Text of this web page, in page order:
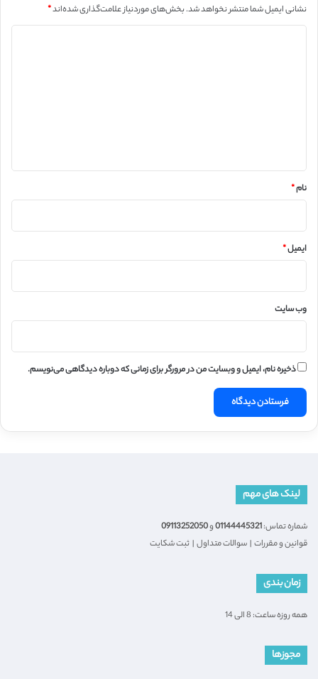
نشانی ایمیل شما منتشر نخواهد شد.بخش‌های موردنیاز علامت‌گذاری شده‌اند*
نام*
ایمیل*
وب‌ سایت
ذخیره نام، ایمیل و وبسایت من در مرورگر برای زمانی که دوباره دیدگاهی می‌نویسم.
لینک های مهم
شماره تماس:01144445321و09113252050
قوانین و مقررات | سوالات متداول | ثبت شکایت
زمان بندی
همه روزه ساعت: 8 الی 14
مجوزها